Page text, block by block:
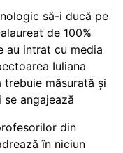
să-i ducă pe
de 100%
au intrat cu media
Iuliana
trebuie măsurată și
angajează
din
în niciun